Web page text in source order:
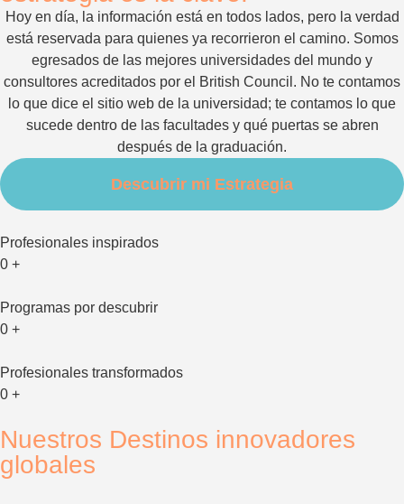
Hoy en día, la información está en todos lados, pero la verdad
está reservada para quienes ya recorrieron el camino. Somos
egresados de las mejores universidades del mundo y
consultores acreditados por el British Council. No te contamos
lo que dice el sitio web de la universidad; te contamos lo que
sucede dentro de las facultades y qué puertas se abren
después de la graduación.
Descubrir mi Estrategia
Profesionales inspirados
0 +
Programas por descubrir
0 +
Profesionales transformados
0 +
Nuestros Destinos innovadores
globales